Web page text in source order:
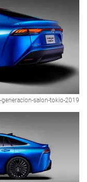
generacion-salon-tokio-2019